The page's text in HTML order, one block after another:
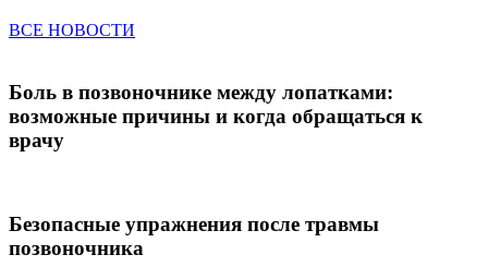
ВСЕ НОВОСТИ
Боль в позвоночнике между лопатками:
возможные причины и когда обращаться к
врачу
Безопасные упражнения после травмы
позвоночника